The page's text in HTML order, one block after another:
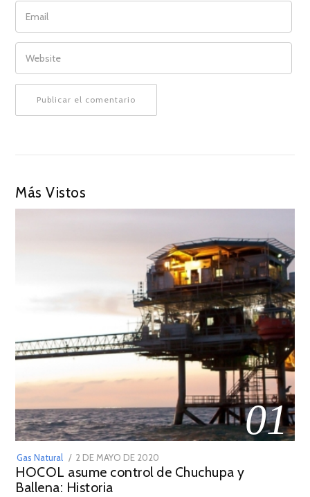
EMAIL
WEBSITE
Más Vistos
01
Gas Natural
POSTED
ON
2 DE MAYO DE 2020
DE
HOCOL asume control de Chuchupa y
Ballena: Historia